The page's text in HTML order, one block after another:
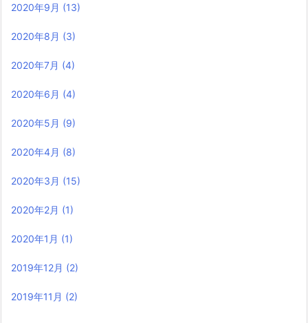
2020年9月 (13)
2020年8月 (3)
2020年7月 (4)
2020年6月 (4)
2020年5月 (9)
2020年4月 (8)
2020年3月 (15)
2020年2月 (1)
2020年1月 (1)
2019年12月 (2)
2019年11月 (2)